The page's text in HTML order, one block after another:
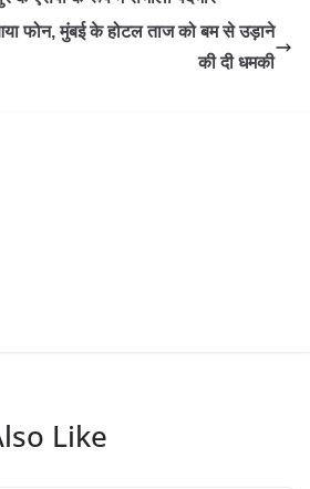
फोन, मुंबई के होटल ताज को बम से उड़ाने
की दी धमकी
Like